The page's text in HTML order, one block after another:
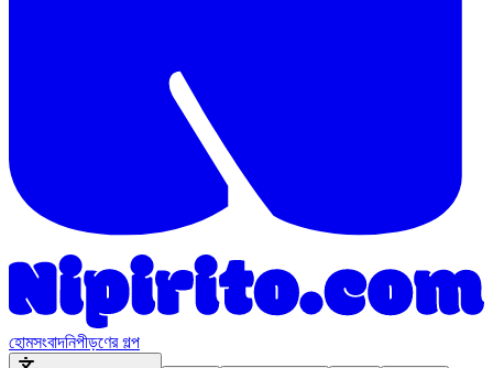
হোমসংবাদনিপীড়ণের গল্প